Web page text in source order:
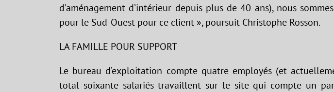
d’aménagement d’intérieur depuis plus de 40 ans), nous
pour le Sud-Ouest pour ce client », poursuit Christophe Rosson.
LA FAMILLE POUR SUPPORT
Le bureau d’exploitation compte quatre employés (et
total soixante salariés travaillent sur le site qui compte un